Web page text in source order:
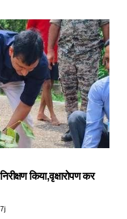
किया,वृक्षारोपण कर